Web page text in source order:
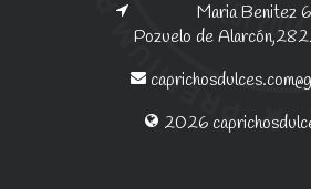
Maria Benitez
Pozuelo de
2026